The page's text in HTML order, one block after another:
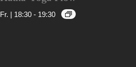
Fr. | 18:30 - 19:30